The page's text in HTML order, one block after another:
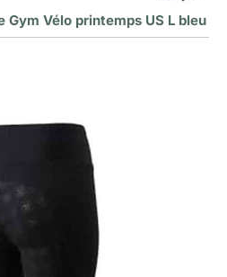
Vélo printemps US L bleu